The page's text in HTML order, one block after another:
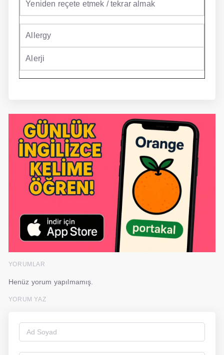
Yeniden reçete etmek / tekrar almak
Allergy
Alerji
YORUMLAR
Henüz yorum yapılmamış.
YORUM YAZ